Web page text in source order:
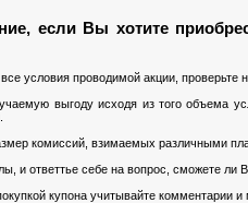
если Вы хотите
условия проводимой акции, проверьте
выгоду исходя из того объема
комиссий, взимаемых различными
и ответтье себе на вопрос, сможете
купона учитывайте комментарии